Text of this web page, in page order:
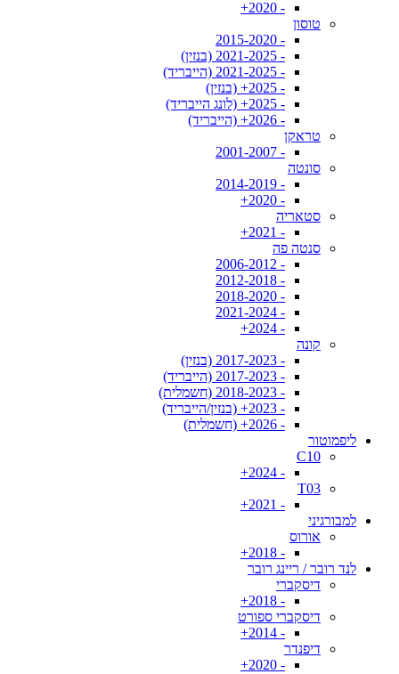
- 2020+
טוסון
- 2015-2020
- 2021-2025 (בנזין)
- 2021-2025 (הייבריד)
- 2025+ (בנזין)
- 2025+ (לונג הייבריד)
- 2026+ (הייבריד)
טראקן
- 2001-2007
סונטה
- 2014-2019
- 2020+
סטאריה
- 2021+
סנטה פה
- 2006-2012
- 2012-2018
- 2018-2020
- 2021-2024
- 2024+
קונה
- 2017-2023 (בנזין)
- 2017-2023 (הייבריד)
- 2018-2023 (חשמלית)
- 2023+ (בנזין/הייבריד)
- 2026+ (חשמלית)
ליפמוטור
C10
- 2024+
T03
- 2021+
למבורגיני
אורוס
- 2018+
לנד רובר / ריינג רובר
דיסקברי
- 2018+
דיסקברי ספורט
- 2014+
דיפנדר
- 2020+